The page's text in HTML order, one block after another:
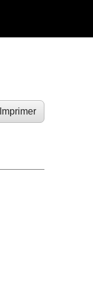
Imprimer